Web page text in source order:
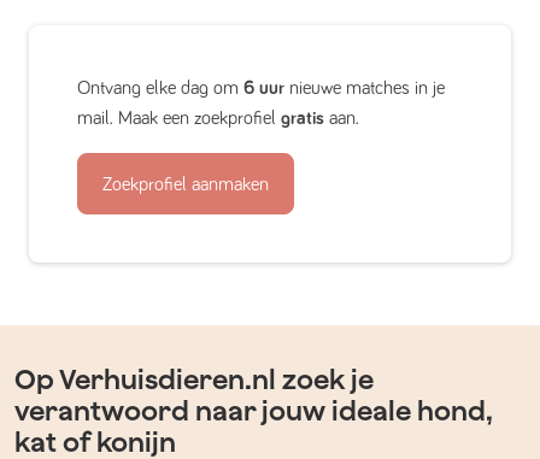
Ontvang elke dag om 6 uur nieuwe matches in je
mail. Maak een zoekprofiel gratis aan.
Zoekprofiel aanmaken
Op Verhuisdieren.nl zoek je
verantwoord naar jouw ideale hond,
kat of konijn